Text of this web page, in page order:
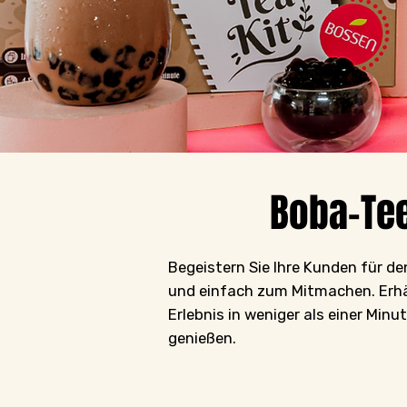
Boba-
Begeistern Sie Ihre Kunden für
und einfach zum Mitmachen.
Erlebnis in weniger als einer
genießen.